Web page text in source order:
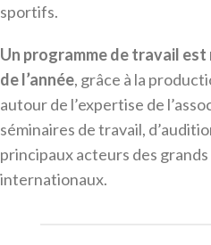
sportifs.
Un programme de travail
de l’année, grâce à la
autour de l’expertise de
séminaires de travail,
principaux acteurs des
internationaux.